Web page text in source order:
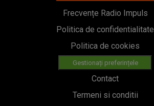
Frecvențe Radio Impuls
Politica de confidentialitate
Politica de cookies
Gestionați preferințele
Contact
Termeni si conditii